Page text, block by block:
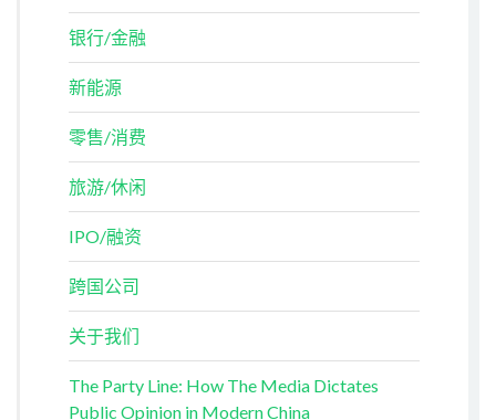
银行/金融
新能源
零售/消费
旅游/休闲
IPO/融资
跨国公司
关于我们
The Party Line: How The Media Dictates
Public Opinion in Modern China